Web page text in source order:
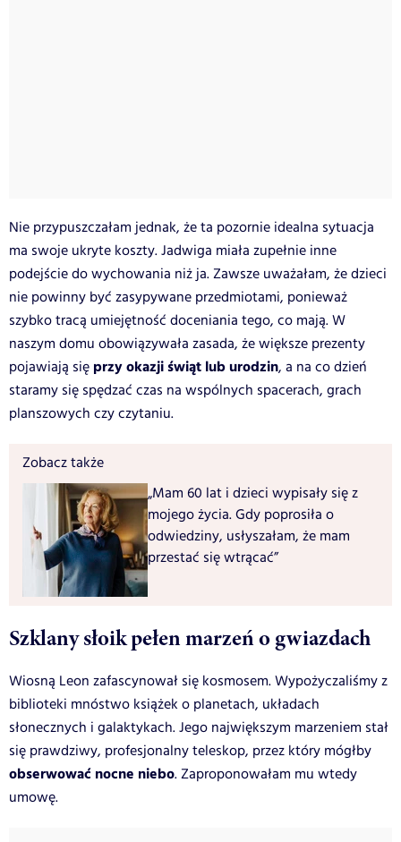
Nie przypuszczałam jednak, że ta pozornie idealna sytuacja
ma swoje ukryte koszty. Jadwiga miała zupełnie inne
podejście do wychowania niż ja. Zawsze uważałam, że dzieci
nie powinny być zasypywane przedmiotami, ponieważ
szybko tracą umiejętność doceniania tego, co mają. W
naszym domu obowiązywała zasada, że większe prezenty
pojawiają się przy okazji świąt lub urodzin, a na co dzień
staramy się spędzać czas na wspólnych spacerach, grach
planszowych czy czytaniu.
Zobacz także
„Mam 60 lat i dzieci wypisały się z
mojego życia. Gdy poprosiła o
odwiedziny, usłyszałam, że mam
przestać się wtrącać”
Szklany słoik pełen marzeń o gwiazdach
Wiosną Leon zafascynował się kosmosem. Wypożyczaliśmy z
biblioteki mnóstwo książek o planetach, układach
słonecznych i galaktykach. Jego największym marzeniem stał
się prawdziwy, profesjonalny teleskop, przez który mógłby
obserwować nocne niebo. Zaproponowałam mu wtedy
umowę.